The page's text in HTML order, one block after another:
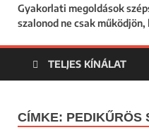
Gyakorlati megoldások
szalonod ne csak
TELJES KÍNÁLAT
CÍMKE: PEDIKŰRÖS